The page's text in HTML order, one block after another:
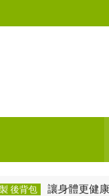
讓身體更健康：選用後